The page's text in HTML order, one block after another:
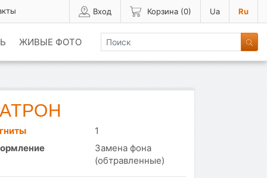
Вход Корзина (0) Ua Ru
ЖИВЫЕ ФОТО
1
Замена фона
(обтравленные)